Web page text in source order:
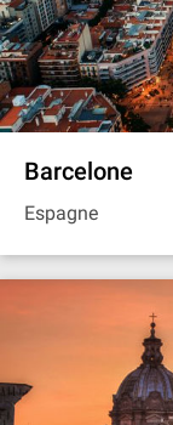
Barcelone
Espagne